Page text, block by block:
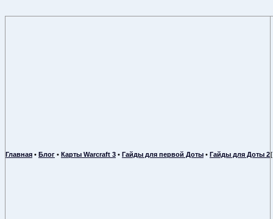
Главная • Блог • Карты Warcraft 3 • Гайды для первой Доты • Гайды для Доты 2